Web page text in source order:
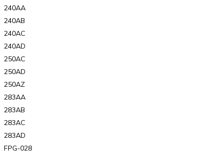
240AA
240AB
240AC
240AD
250AC
250AD
250AZ
283AA
283AB
283AC
283AD
FPG-028